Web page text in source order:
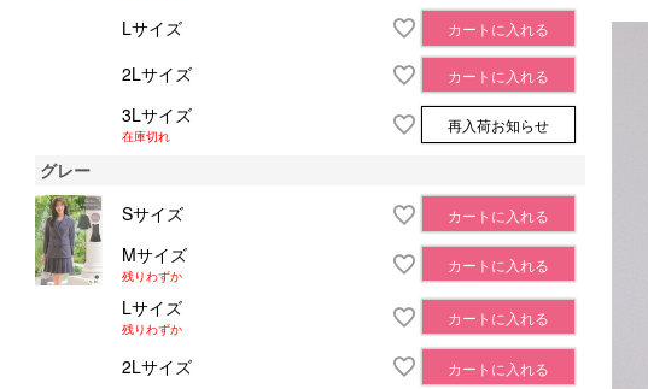
Lサイズ カートに入れる
2Lサイズ カートに入れる
3Lサイズ
在庫切れ
再入荷お知らせ
グレー
Sサイズ
カートに入れる
Mサイズ
残りわずか
カートに入れる
Lサイズ
残りわずか
カートに入れる
2Lサイズ カートに入れる